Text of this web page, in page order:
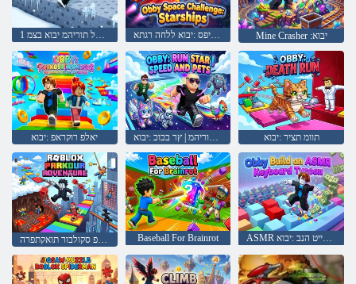
בלש לכל תוריהמ יבוא בצמ 1+ םיבכוכ תוניפס :יבוא ללחה רגתא Mine Crasher :יבוא
יאלפ רוקראפ :יבוא דמחמ תויחו תוריהמ | ץר בכוכ :יבוא תוומ תציר :יבוא
Baseball For Brainrot ASMR תדלקמ ןוקייט הנב :יבוא